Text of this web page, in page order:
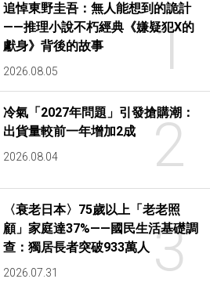
1
追悼東野圭吾：無人能想到的詭計
——推理小說不朽經典《嫌疑犯X的
獻身》背後的故事
2026.08.05
2
冷氣「2027年問題」引發搶購潮：
出貨量較前一年增加2成
2026.08.04
3
〈衰老日本〉75歲以上「老老照
顧」家庭達37%——國民生活基礎調
查：獨居長者突破933萬人
2026.07.31